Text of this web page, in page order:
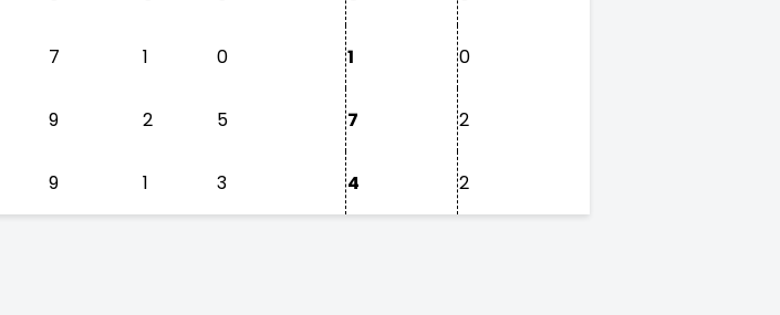
7 1 0 1 0
9 2 5 7 2
9 1 3 4 2